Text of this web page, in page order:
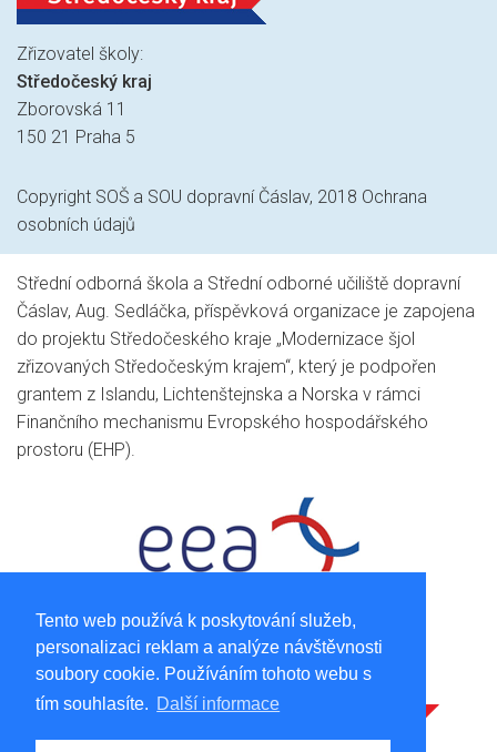
Tento web používá k poskytování služeb,
personalizaci reklam a analýze návštěvnosti
soubory cookie. Používáním tohoto webu s
tím souhlasíte. Další informace
Zřizovatel školy:
Středočeský kraj
Zborovská 11
150 21 Praha 5
Copyright SOŠ a SOU dopravní Čáslav, 2018 Ochrana
osobních údajů
Střední odborná škola a Střední odborné učiliště dopravní
Čáslav, Aug. Sedláčka, příspěvková organizace je zapojena
do projektu Středočeského kraje „Modernizace šjol
zřizovaných Středočeským krajem“, který je podpořen
grantem z Islandu, Lichtenštejnska a Norska v rámci
Finančního mechanismu Evropského hospodářského
prostoru (EHP).